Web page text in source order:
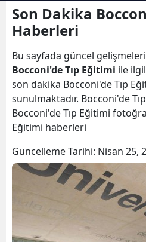
Son Dakika
Haberleri
Bu sayfada güncel
Bocconi'de Tıp Eğitimi ile
son dakika Bocconi'de Tıp
sunulmaktadır. Bocconi'de
Bocconi'de Tıp Eğitimi
Eğitimi haberleri
Güncelleme Tarihi: Nisan 25,